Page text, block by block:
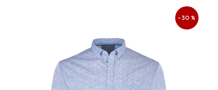
-30%